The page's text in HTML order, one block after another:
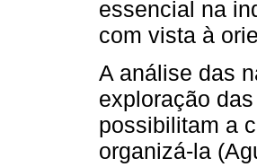
essencial na
com vista à
A análise das
exploração
possibilitam a
organizá-la